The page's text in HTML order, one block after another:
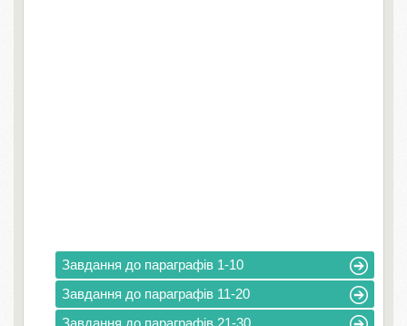
Завдання до параграфів 1-10
Завдання до параграфів 11-20
Завдання до параграфів 21-30